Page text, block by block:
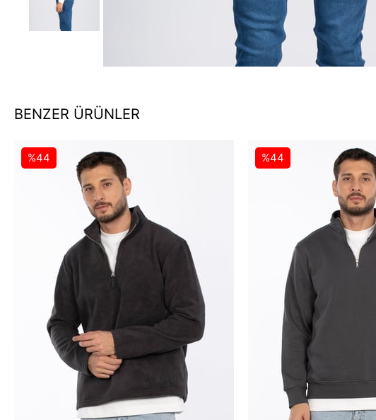
BENZER ÜRÜNLER
%44 %44